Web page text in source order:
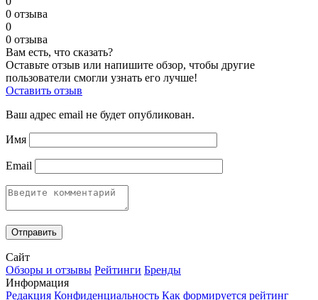
0 отзыва
0
0 отзыва
Вам есть, что сказать?
Оставьте отзыв или напишите обзор, чтобы другие
пользователи смогли узнать его лучше!
Оставить отзыв
Ваш адрес email не будет опубликован.
Имя
Email
Сайт
Обзоры и отзывы Рейтинги Бренды
Информация
Редакция Конфиденциальность Как формируется рейтинг